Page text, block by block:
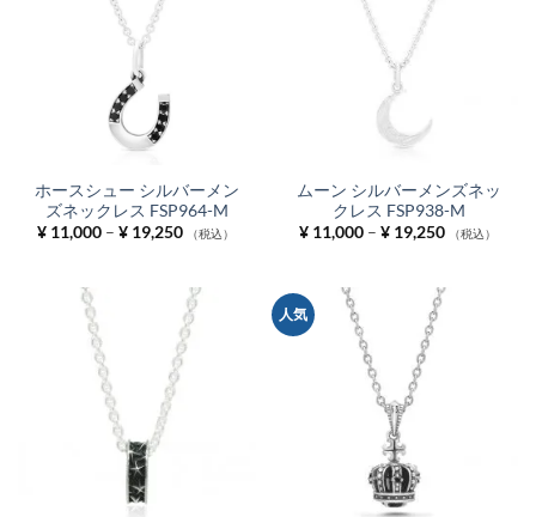
ホースシュー シルバーメン
ズネックレス FSP964-M
¥11,000 – ¥19,250価
格
–
¥ 19,250
（税込）
ムーン シルバーメンズネッ
クレス FSP938-M
¥11,000 – ¥19,250価
格
–
（税込）
人気